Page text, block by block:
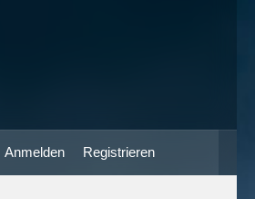
Anmelden Registrieren